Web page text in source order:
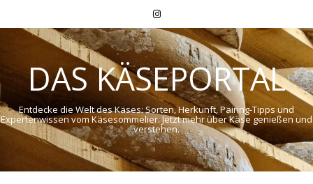
DAS KÄSEPORTAL
Entdecke die Welt des Käses: Sorten, Herkunft, Pairing-Tipps und
Expertenwissen vom Käsesommelier. Jetzt mehr über Käse genießen und
verstehen.